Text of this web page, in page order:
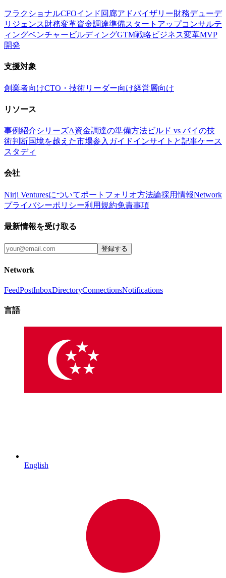
フラクショナルCFOインド回廊アドバイザリー財務デューデ
リジェンス財務変革資金調達準備スタートアップコンサルテ
ィングベンチャービルディングGTM戦略 ビジネス変革MVP
開発
支援対象
創業者向けCTO・技術リーダー向け経営層向け
リソース
事例紹介シリーズA資金調達の準備方法ビルド vs バイの技
術判断国境を越えた市場参入ガイドインサイトと記事ケース
スタディ
会社
Nirji Venturesについてポートフォリオ方法論採用情報Network
プライバシーポリシー利用規約免責事項
最新情報を受け取る
登録する
Network
FeedPostInboxDirectoryConnectionsNotifications
言語
English